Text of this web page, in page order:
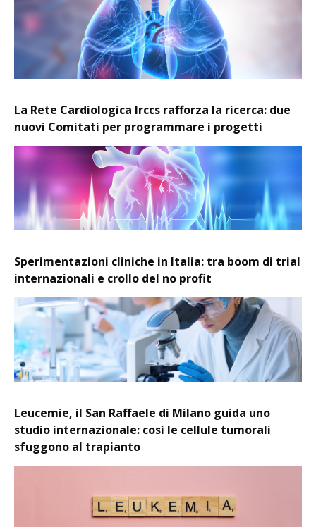
La Rete Cardiologica Irccs rafforza la ricerca: due
nuovi Comitati per programmare i progetti
Sperimentazioni cliniche in Italia: tra boom di trial
internazionali e crollo del no profit
Leucemie, il San Raffaele di Milano guida uno
studio internazionale: così le cellule tumorali
sfuggono al trapianto